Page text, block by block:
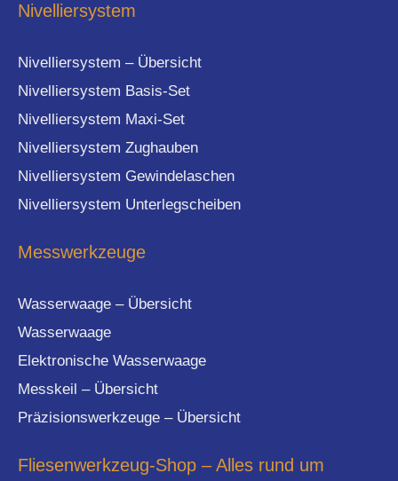
Nivelliersystem
Nivelliersystem – Übersicht
Nivelliersystem Basis-Set
Nivelliersystem Maxi-Set
Nivelliersystem Zughauben
Nivelliersystem Gewindelaschen
Nivelliersystem Unterlegscheiben
Messwerkzeuge
Wasserwaage – Übersicht
Wasserwaage
Elektronische Wasserwaage
Messkeil – Übersicht
Präzisionswerkzeuge – Übersicht
Fliesenwerkzeug-Shop – Alles rund um